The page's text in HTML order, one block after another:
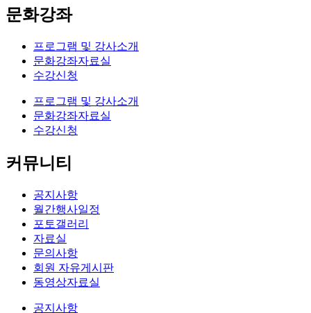
문화강좌
프로그램 및 강사소개
문화강좌자료실
수강신청
프로그램 및 강사소개
문화강좌자료실
수강신청
커뮤니티
공지사항
월간행사일정
포토갤러리
자료실
문의사항
회원 자유게시판
동영상자료실
공지사항